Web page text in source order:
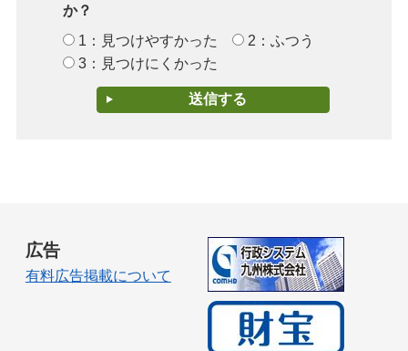
か？
1：見つけやすかった
2：ふつう
3：見つけにくかった
広告
有料広告掲載について